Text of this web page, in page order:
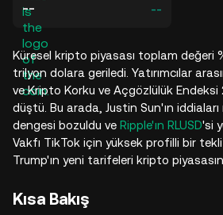
-- --
Küresel kripto piyasası toplam değeri
trilyon dolara geriledi. Yatırımcılar
ve Kripto Korku ve Açgözlülük Endeksi
düştü. Bu arada, Justin Sun'ın iddiaları
dengesi bozuldu ve Ripple'ın RLUSD'si
Vakfı TikTok için yüksek profilli bir
Trump'ın yeni tarifeleri kripto
Kısa Bakış